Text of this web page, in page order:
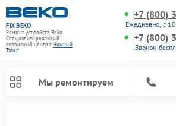
FIX-BEKO
Ремонт устройств Beko
Специализированный
cервисный центр г.Нижний
Тагил
+7 (800)
Ежедневно, с
+7 (800)
Звонок
Мы ремонтируем